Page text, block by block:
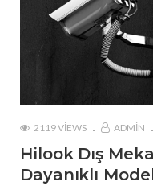
2119 VIEWS ADMIN
Hilook Dış
Dayanıklı